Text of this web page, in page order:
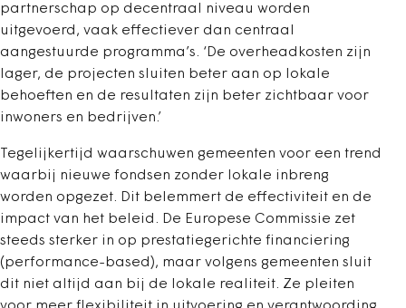
partnerschap op decentraal niveau worden
uitgevoerd, vaak effectiever dan centraal
aangestuurde programma’s. ‘De overheadkosten zijn
lager, de projecten sluiten beter aan op lokale
behoeften en de resultaten zijn beter zichtbaar voor
inwoners en bedrijven.’
Tegelijkertijd waarschuwen gemeenten voor een trend
waarbij nieuwe fondsen zonder lokale inbreng
worden opgezet. Dit belemmert de effectiviteit en de
impact van het beleid. De Europese Commissie zet
steeds sterker in op prestatiegerichte financiering
(performance-based), maar volgens gemeenten sluit
dit niet altijd aan bij de lokale realiteit. Ze pleiten